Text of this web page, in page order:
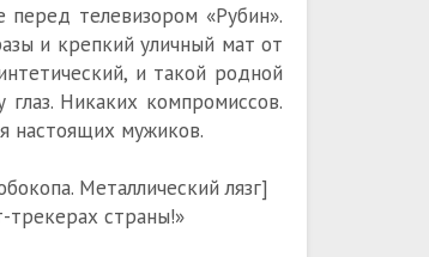
перед телевизором «Рубин».
и крепкий уличный мат от
и такой родной
Никаких компромиссов.
настоящих мужиков.
Металлический лязг]
страны!»